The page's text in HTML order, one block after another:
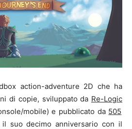
action-adventure 2D che ha
di copie, sviluppato da Re-Logic
mobile) e pubblicato da 505
suo decimo anniversario con il